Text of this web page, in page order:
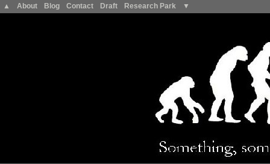
▲ About Blog Contact Draft Research Park ▼